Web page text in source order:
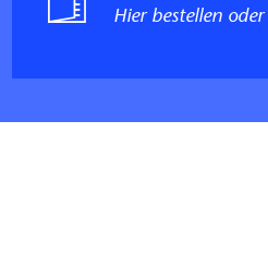
Hier bestellen